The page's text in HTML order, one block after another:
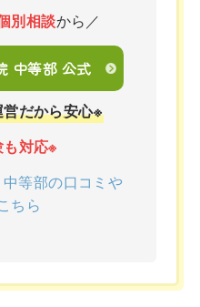
別相談から／
中等部 公式
だから安心※
対応※
等部の口コミや
ちら